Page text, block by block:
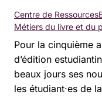
Pour la cinquième
d’édition
beaux jours ses
les étudiant·es de
Centre de Ressources
Métiers du livre et du